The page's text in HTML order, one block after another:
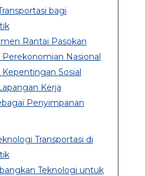
bagi
Rantai Pasokan
Nasional
Sosial
Kerja
Penyimpanan
Transportasi di
Teknologi untuk